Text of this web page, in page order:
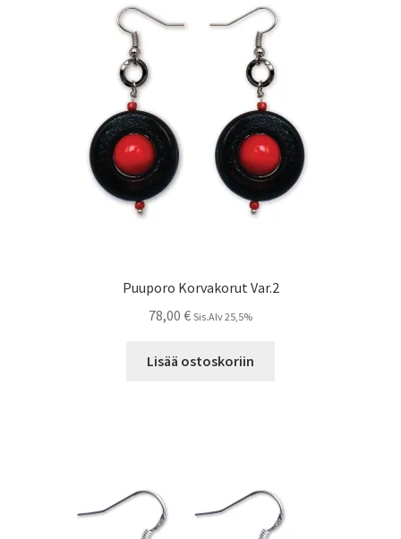
Puuporo Korvakorut Var.2
78,00 € Sis.Alv 25,5%
Lisää ostoskoriin